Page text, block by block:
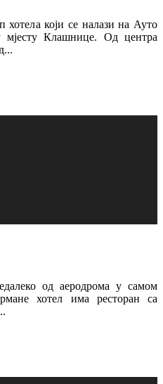
хотела који се налази на Ауто
Клашнице. Од центра
од аеродрома у самом
хотел има ресторан са